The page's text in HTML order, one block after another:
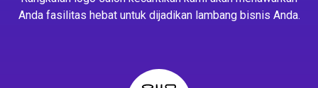
Anda fasilitas hebat untuk dijadikan lambang bisnis Anda.